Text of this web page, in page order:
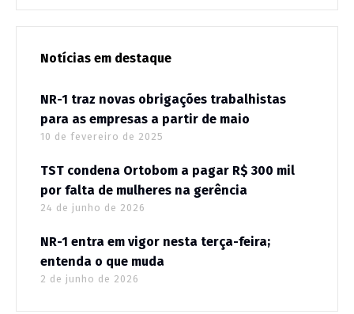
Notícias em destaque
NR-1 traz novas obrigações trabalhistas
para as empresas a partir de maio
10 de fevereiro de 2025
TST condena Ortobom a pagar R$ 300 mil
por falta de mulheres na gerência
24 de junho de 2026
NR-1 entra em vigor nesta terça-feira;
entenda o que muda
2 de junho de 2026